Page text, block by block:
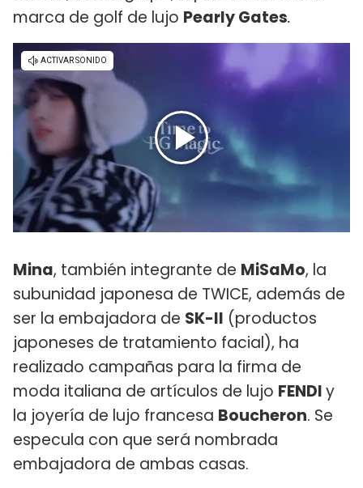
marca de golf de lujo Pearly Gates.
Mina, también integrante de MiSaMo, la
subunidad japonesa de TWICE, además de
ser la embajadora de SK-II (productos
japoneses de tratamiento facial), ha
realizado campañas para la firma de
moda italiana de artículos de lujo FENDIy
la joyería de lujo francesa Boucheron. Se
especula con que será nombrada
embajadora de ambas casas.